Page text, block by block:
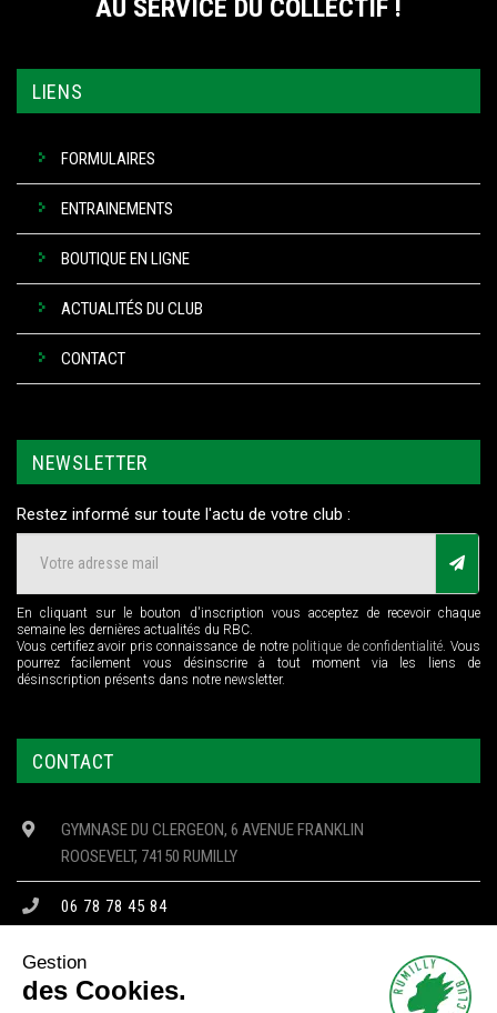
AU SERVICE DU COLLECTIF !
LIENS
FORMULAIRES
ENTRAINEMENTS
BOUTIQUE EN LIGNE
ACTUALITÉS DU CLUB
CONTACT
NEWSLETTER
Restez informé sur toute l'actu de votre club :
En cliquant sur le bouton d'inscription vous acceptez de recevoir chaque
semaine les dernières actualités du RBC.
Vous certifiez avoir pris connaissance de notre politique de confidentialité. Vous
pourrez facilement vous désinscrire à tout moment via les liens de
désinscription présents dans notre newsletter.
CONTACT
GYMNASE DU CLERGEON, 6 AVENUE FRANKLIN
ROOSEVELT, 74150 RUMILLY
06 78 78 45 84
CONTACT@RBC74.FR
Gestion
des Cookies.